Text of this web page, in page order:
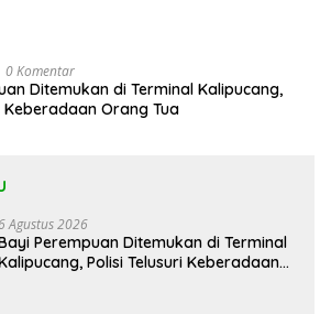
0 Komentar
Ditemukan di Terminal Kalipucang,
Keberadaan Orang Tua
6 Agustus 2026
Perempuan Ditemukan di Terminal
Polisi Telusuri Keberadaan